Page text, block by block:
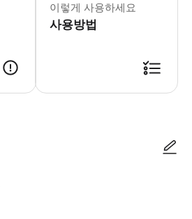
이렇게 사용하세요
사용방법